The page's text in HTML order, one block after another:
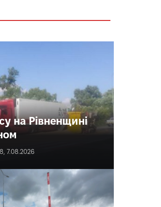
на Рівненщині
7.08.2026